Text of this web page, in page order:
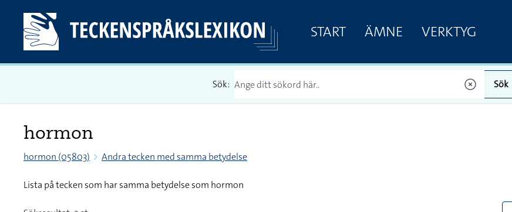
START ÄMNE VERKTYG
Sök: Sök
hormon
hormon (05803) Andra tecken med samma betydelse
Lista på tecken som har samma betydelse som hormon